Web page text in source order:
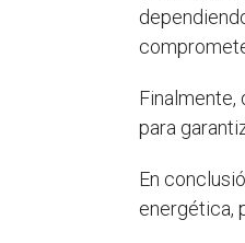
Finalmente,
para
En
energética,